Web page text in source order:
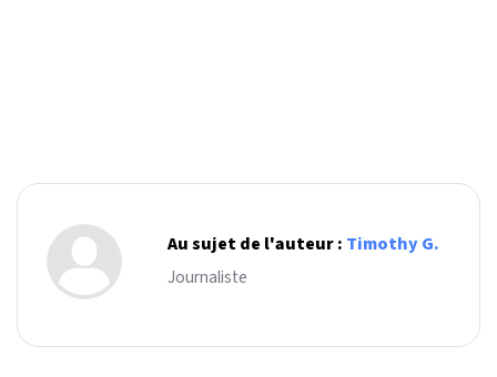
Au sujet de l'auteur : Timothy G.
Journaliste